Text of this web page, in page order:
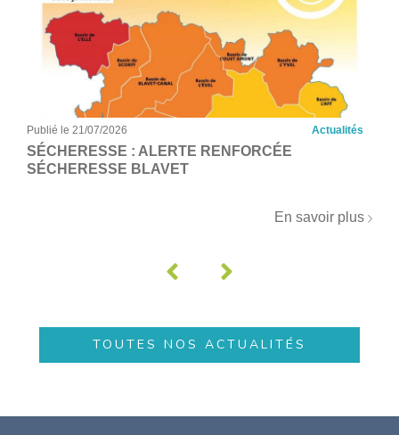
Publié le 21/07/2026 Actualités
SÉCHERESSE : ALERTE RENFORCÉE
SÉCHERESSE BLAVET
En savoir plus
TOUTES NOS ACTUALITÉS